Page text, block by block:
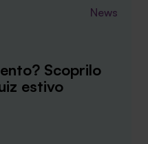
News
Scoprilo
estivo